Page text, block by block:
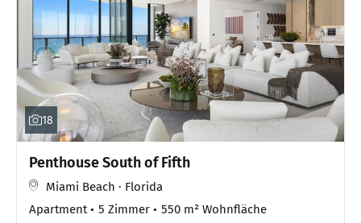
18
Penthouse South of Fifth
Miami Beach · Florida
Apartment
5 Zimmer
550 m² Wohnfläche